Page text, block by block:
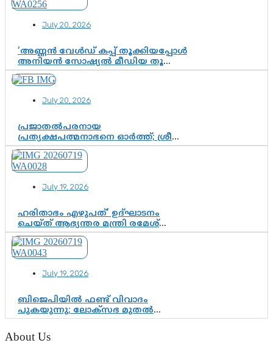
July 20, 2026
‘അണ്ണൻ വേൾഡ് കപ്പ് തൂക്കിയപ്പോൾ
അനിയൻ സോഷ്യൽ മീഡിയ തൂക്കി’;
ലാമിൻ യമാലിന്റെ
കിരീടധാരണത്തിനിടെ
ചുണക്കുട്ടൻ
July 20, 2026
പ്രജാതൽപരനായ
പ്രത്യക്ഷപത്മനാഭനെ ഓർത്ത്; ശ്രീ
ചിത്തിര തിരുനാൾ മഹാരാജാവിന്റെ
35-ാം നാടുനീങ്ങൽ ദിനം ഇന്ന്
July 19, 2026
ഹരിതാഭം എഴുപത്’ ഉദ്ഘാടനം
ചെയ്ത് ആഭ്യന്തര മന്ത്രി രമേശ്
ചെന്നിത്തല; ആർ. ഹരികുമാറിന്റെ
സപ്തതി ആഘോഷങ്ങൾക്ക്
പ്രൗഢമായ തുടക്കം
July 19, 2026
ബിജെപിയിൽ ഫണ്ട് വിവാദം
പുകയുന്നു; ലോക്സഭ മുതൽ
നിയമസഭ വരെ 140 മണ്ഡലങ്ങളിലെ
ഫണ്ട് വിനിയോഗം
പരിശോധിക്കുമോ? കേന്ദ്രത്തിനും
About Us